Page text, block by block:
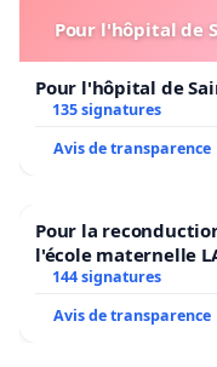
Pour l'hôpital de
Pour l'hôpital de
135 signatures
Avis de transparence
Pour la
l'école maternelle
2026/2027
144 signatures
Avis de transparence